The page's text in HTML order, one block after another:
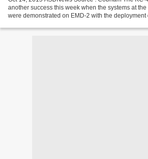
another success this week when the systems at
were demonstrated on EMD-2 with the